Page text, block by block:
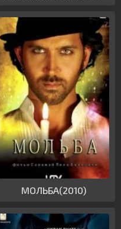
МОЛЬБА(2010)